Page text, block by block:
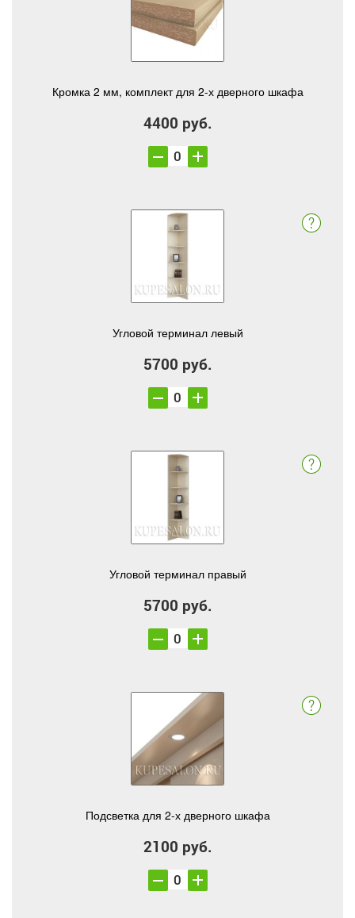
Кромка 2 мм, комплект для 2-х дверного шкафа
4400 руб.
Угловой терминал левый
5700 руб.
Угловой терминал правый
5700 руб.
Подсветка для 2-х дверного шкафа
2100 руб.